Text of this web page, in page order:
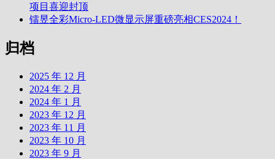
项目喜迎封顶
镭昱全彩Micro-LED微显示屏重磅亮相CES2024！
归档
2025 年 12 月
2024 年 2 月
2024 年 1 月
2023 年 12 月
2023 年 11 月
2023 年 10 月
2023 年 9 月